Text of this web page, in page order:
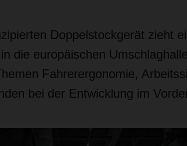
Doppelstockgerät zieht
die europäischen
Fahrerergonomie,
bei der Entwicklung im